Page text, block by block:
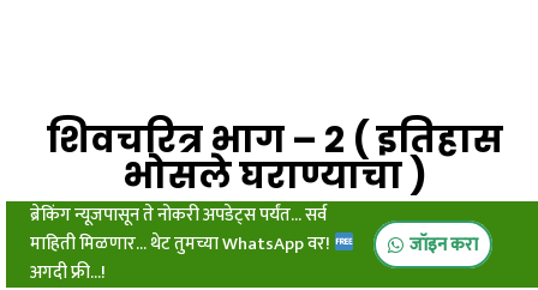
शिवचरित्र भाग – 2 ( इतिहास
भोसले घराण्याचा )
ब्रेकिंग न्यूजपासून ते नोकरी अपडेट्स पर्यंत... सर्व
माहिती मिळणार... थेट तुमच्या WhatsApp वर!
अगदी फ्री...!
जॉइन करा